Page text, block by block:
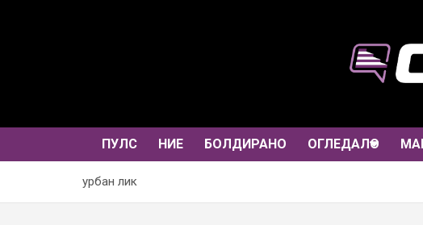
ПУЛС НИЕ БОЛДИРАНО ОГЛЕДАЛО
урбан лик